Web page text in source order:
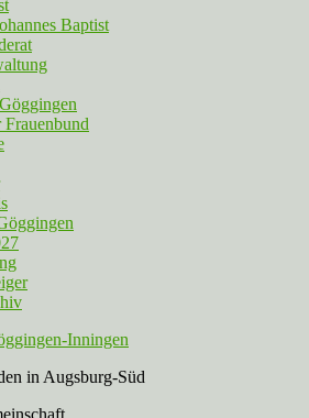
Baptist
Inningen
in Augsburg-Süd